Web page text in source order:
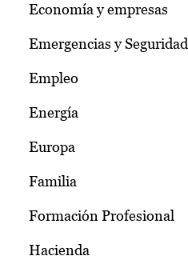
Economía y empresas
Emergencias y Seguridad
Empleo
Energía
Europa
Familia
Formación Profesional
Hacienda